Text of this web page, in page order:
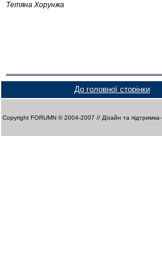
Тетяна Хорунжа
До головної сторінки
Copyright FORUMN © 2004-2007 // Дізайн та підтримка-